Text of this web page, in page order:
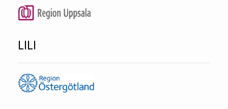
LILI